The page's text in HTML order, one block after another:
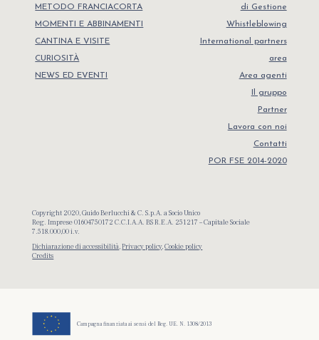
METODO FRANCIACORTA
MOMENTI E ABBINAMENTI
CANTINA E VISITE
CURIOSITÀ
NEWS ED EVENTI
di Gestione
Whistleblowing
International partners
area
Area agenti
Il gruppo
Partner
Lavora con noi
Contatti
POR FSE 2014-2020
Copyright 2020, Guido Berlucchi & C. S.p.A. a Socio Unico
Reg. Imprese 01604750172 C.C.I.A.A. BS R.E.A. 251217 – Capitale Sociale
7.518.000,00 i.v.
Dichiarazione di accessibilità ,Privacy policy,Cookie policy
Credits
Campagna finanziata ai sensi del Reg. UE. N. 1308/2013